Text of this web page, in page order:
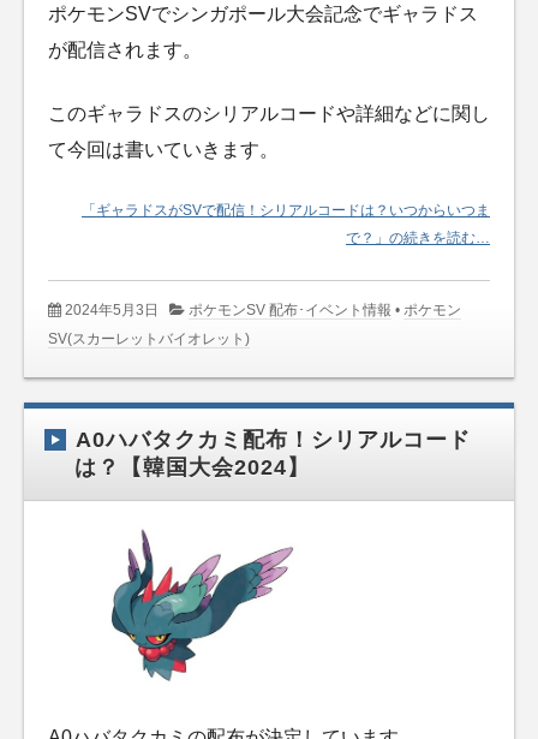
ポケモンSVでシンガポール大会記念でギャラドス
が配信されます。
このギャラドスのシリアルコードや詳細などに関し
て今回は書いていきます。
「ギャラドスがSVで配信！シリアルコードは？いつからいつま
で？」の続きを読む…
2024年5月3日 ポケモンSV 配布･イベント情報 •ポケモン
SV(スカーレットバイオレット)
A0ハバタクカミ配布！シリアルコード
は？【韓国大会2024】